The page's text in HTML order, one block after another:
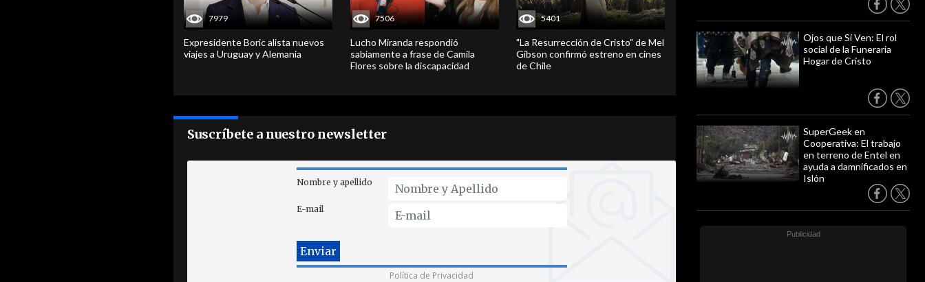
Ojos que Sí Ven: El rol
social de la Funeraria
Hogar de Cristo
SuperGeek en
Cooperativa: El trabajo
en terreno de Entel en
ayuda a damnificados en
Islón
7979
Expresidente Boric alista nuevos
viajes a Uruguay y Alemania
7506
Lucho Miranda respondió
sabiamente a frase de Camila
Flores sobre la discapacidad
5401
"La Resurrección de Cristo" de Mel
Gibson confirmó estreno en cines
de Chile
Suscríbete a nuestro newsletter
Nombre y apellido
E-mail
Política de Privacidad